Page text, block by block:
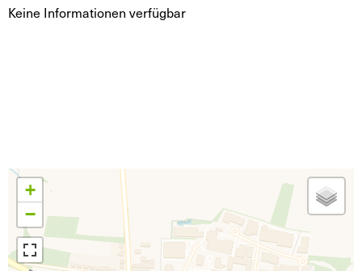
Keine Informationen verfügbar
+
−